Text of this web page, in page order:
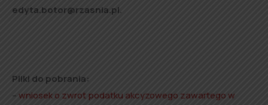
edyta.botor@rzasnia.pl.
Pliki do pobrania:
–wniosek o zwrot podatku akcyzowego zawartego w